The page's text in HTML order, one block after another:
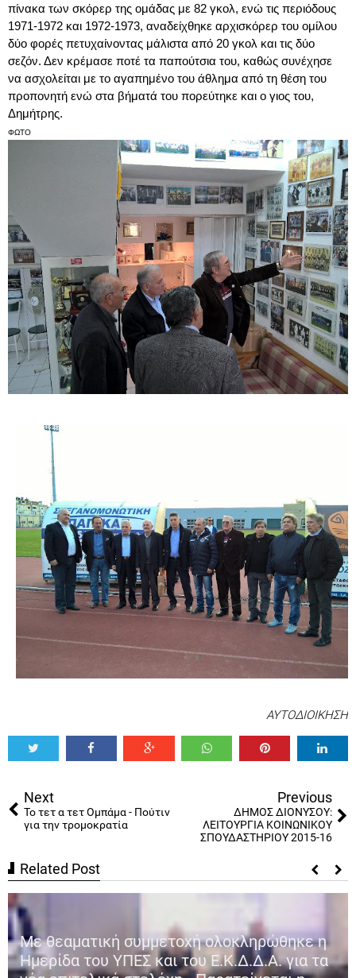
πίνακα των σκόρερ της ομάδας με 82 γκολ, ενώ τις περιόδους
1971-1972 και 1972-1973, αναδείχθηκε αρχισκόρερ του ομίλου
δύο φορές πετυχαίνοντας μάλιστα από 20 γκολ και τις δύο
σεζόν. Δεν κρέμασε ποτέ τα παπούτσια του, καθώς συνέχησε
να ασχολείται με το αγαπημένο του άθλημα από τη θέση του
προπονητή ενώ στα βήματά του πορεύτηκε και ο γιος του,
Δημήτρης.
ΦΩΤΟ
ΑΥΤΟΔΙΟΙΚΗΣΗ
Next
Το τετ α τετ Ομπάμα - Πούτιν
για την τρομοκρατία
Previous
ΔΗΜΟΣ ΔΙΟΝΥΣΟΥ:
ΛΕΙΤΟΥΡΓΙΑ ΚΟΙΝΩΝΙΚΟΥ
ΣΠΟΥΔΑΣΤΗΡΙΟΥ 2015-16
Related Post
Παρέμβαση ΥΠΕΣ Μ. Βορίδη για την